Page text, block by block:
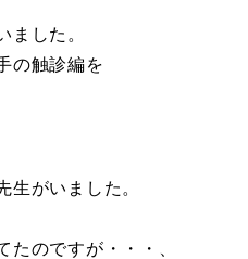
ました。
の触診編を
生がいました。
たのですが・・・、